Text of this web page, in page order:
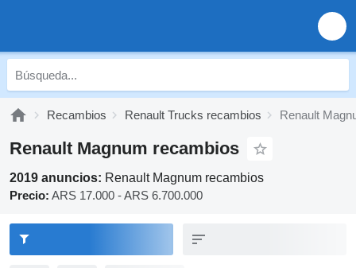
Recambios Renault Trucks recambios Renault
Renault Magnum recambios
2019 anuncios: Renault Magnum recambios
Precio: ARS 17.000 - ARS 6.700.000